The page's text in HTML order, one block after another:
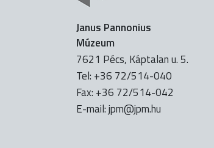
Janus Pannonius
Múzeum
7621 Pécs, Káptalan u. 5.
Tel: +36 72/514-040
Fax: +36 72/514-042
E-mail:uh.mpj@mpj